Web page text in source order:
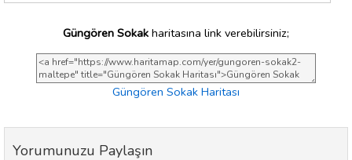
Güngören Sokak haritasına link verebilirsiniz;
Güngören Sokak Haritası
Yorumunuzu Paylaşın